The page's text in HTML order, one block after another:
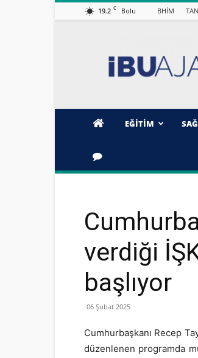
19.2 C Bolu BHİM
EĞİTİM
verdiği
başlıyor
06 Şubat 2025
Cumhurbaşkanı Recep
düzenlenen programda